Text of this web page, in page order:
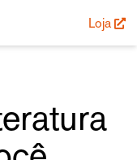
Loja